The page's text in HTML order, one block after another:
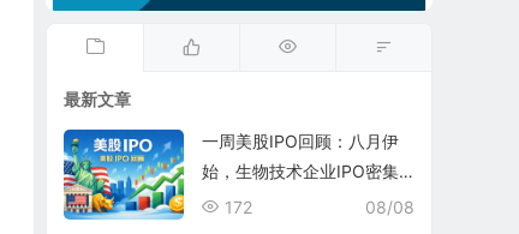
最新文章
一周美股IPO回顾：八月伊
始，生物技术企业IPO密集
涌现
08/08
172